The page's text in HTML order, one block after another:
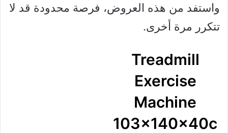
واستفد من هذه العروض، فرصة محدودة قد لا
تتكرر مرة أخرى.
Treadmill
Exercise
Machine
103x140x